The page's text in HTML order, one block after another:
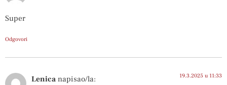
Super
Odgovori
Lenica napisao/la: 19.3.2025 u 11:33